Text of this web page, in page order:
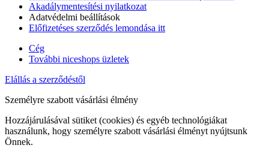
Akadálymentesítési nyilatkozat
Adatvédelmi beállítások
Előfizetéses szerződés lemondása itt
Cég
További niceshops üzletek
Elállás a szerződéstől
Személyre szabott vásárlási élmény
Hozzájárulásával sütiket (cookies) és egyéb technológiákat
használunk, hogy személyre szabott vásárlási élményt nyújtsunk
Önnek.